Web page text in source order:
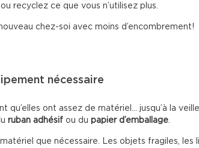
recyclez ce que vous n’utilisez plus.
chez-soi avec moins d’encombrement!
nécessaire
qu’elles ont assez de matériel… jusqu’à la
ruban adhésif ou du papier d’emballage
que nécessaire. Les objets fragiles, les